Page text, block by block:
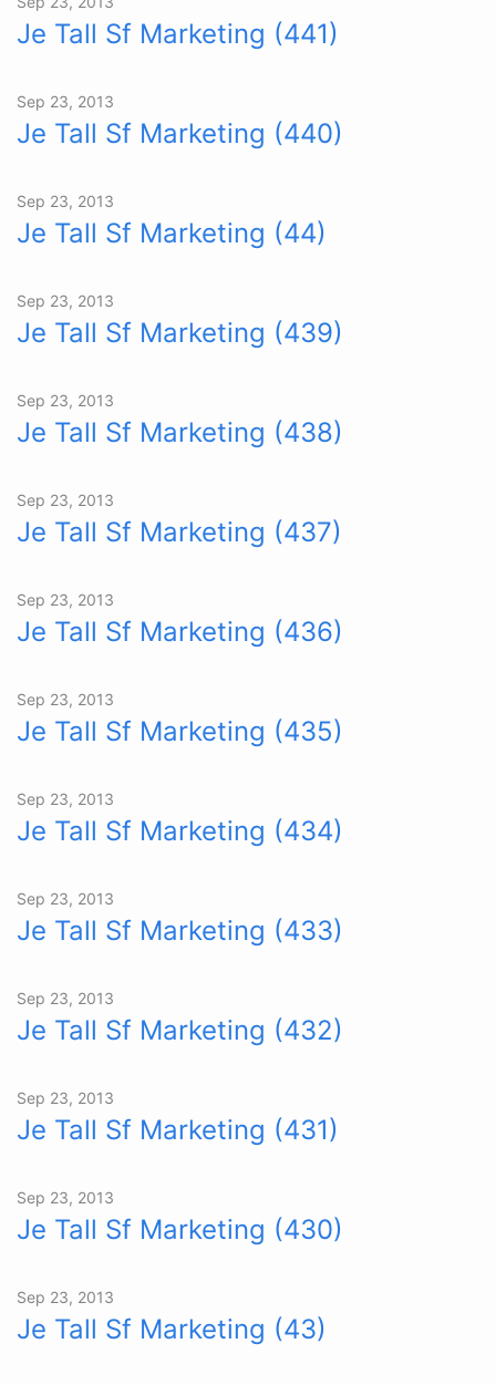
Je Tall Sf Marketing (441)
Sep 23, 2013
Je Tall Sf Marketing (440)
Sep 23, 2013
Je Tall Sf Marketing (44)
Sep 23, 2013
Je Tall Sf Marketing (439)
Sep 23, 2013
Je Tall Sf Marketing (438)
Sep 23, 2013
Je Tall Sf Marketing (437)
Sep 23, 2013
Je Tall Sf Marketing (436)
Sep 23, 2013
Je Tall Sf Marketing (435)
Sep 23, 2013
Je Tall Sf Marketing (434)
Sep 23, 2013
Je Tall Sf Marketing (433)
Sep 23, 2013
Je Tall Sf Marketing (432)
Sep 23, 2013
Je Tall Sf Marketing (431)
Sep 23, 2013
Je Tall Sf Marketing (430)
Sep 23, 2013
Je Tall Sf Marketing (43)